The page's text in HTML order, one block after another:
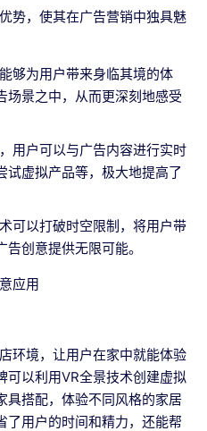
势，使其在广告营销中独具魅
够为用户带来身临其境的体
场景之中，从而更深刻地感受
用户可以与广告内容进行实时
试虚拟产品等，极大地提高了
可以打破时空限制，将用户带
创意提供无限可能。
应用
环境，让用户在家中就能体验
可以利用VR全景技术创建虚拟
具搭配，体验不同风格的家居
了用户的时间和精力，还能帮